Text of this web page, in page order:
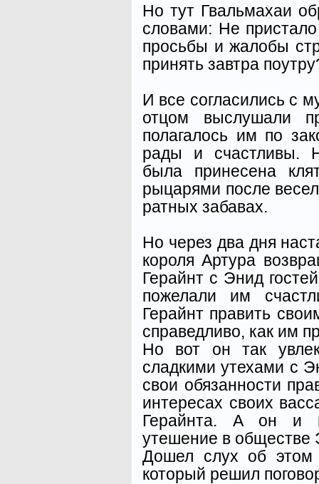
Но тут Гвальмахаи
словами: Не
просьбы и жалобы
принять завтра
И все согласились с
отцом выслушали
полагалось им по
рады и счастливы.
была принесена
рыцарями после
ратных забавах.
Но через два дня
короля Артура
Герайнт с Энид
пожелали им
Герайнт править
справедливо, как им
Но вот он так
сладкими утехами с
свои обязанности
интересах своих
Герайнта. А он и
утешение в обществе
Дошел слух об этом
который решил